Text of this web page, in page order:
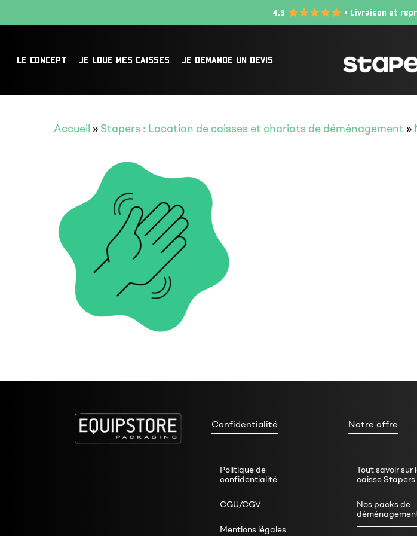
4.9 • Livraison et
LE CONCEPT JE LOUE MES CAISSES JE DEMANDE UN DEVIS
Accueil » Stapers : Location de caisses et chariots de déménagement »
Confidentialité
Politique de
confidentialité
CGU/CGV
Mentions légales
Notre offre
Tout savoir sur
caisse Stapers
Nos packs de